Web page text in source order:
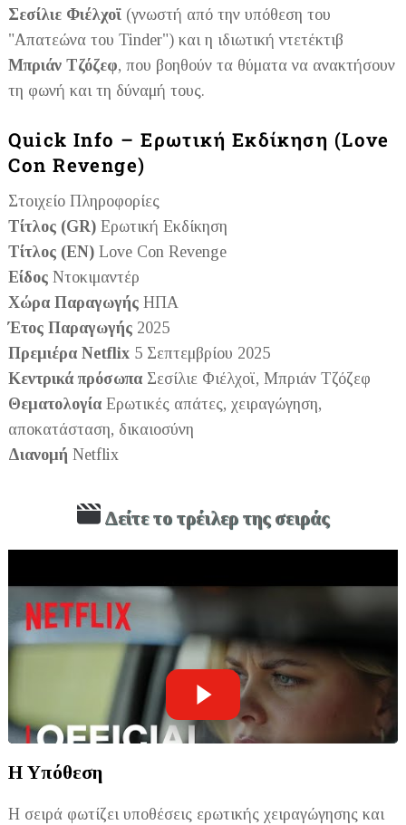
Σεσίλιε Φιέλχοϊ (γνωστή από την υπόθεση του
"Απατεώνα του Tinder") και η ιδιωτική ντετέκτιβ
Μπριάν Τζόζεφ, που βοηθούν τα θύματα να ανακτήσουν
τη φωνή και τη δύναμή τους.
Quick Info – Ερωτική Εκδίκηση (Love
Con Revenge)
Στοιχείο Πληροφορίες
Τίτλος (GR) Ερωτική Εκδίκηση
Τίτλος (EN) Love Con Revenge
Είδος Ντοκιμαντέρ
Χώρα Παραγωγής ΗΠΑ
Έτος Παραγωγής 2025
Πρεμιέρα Netflix 5 Σεπτεμβρίου 2025
Κεντρικά πρόσωπα Σεσίλιε Φιέλχοϊ, Μπριάν Τζόζεφ
Θεματολογία Ερωτικές απάτες, χειραγώγηση,
αποκατάσταση, δικαιοσύνη
Διανομή Netflix
Δείτε το τρέιλερ της σειράς
Η Υπόθεση
Η σειρά φωτίζει υποθέσεις ερωτικής χειραγώγησης και